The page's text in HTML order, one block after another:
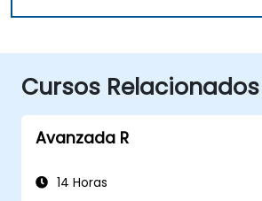
Cursos Relacionados
Avanzada R
14 Horas